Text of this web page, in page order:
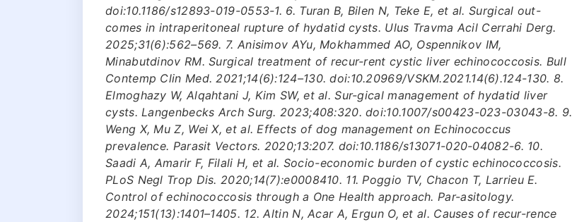
doi:10.1186/s12893-019-0553-1. 6. Turan B, Bilen N, Teke E, et al. Surgical out-
comes in intraperitoneal rupture of hydatid cysts. Ulus Travma Acil Cerrahi Derg.
2025;31(6):562–569. 7. Anisimov AYu, Mokhammed AO, Ospennikov IM,
Minabutdinov RM. Surgical treatment of recur-rent cystic liver echinococcosis. Bull
Contemp Clin Med. 2021;14(6):124–130. doi:10.20969/VSKM.2021.14(6).124-130. 8.
Elmoghazy W, Alqahtani J, Kim SW, et al. Sur-gical management of hydatid liver
cysts. Langenbecks Arch Surg. 2023;408:320. doi:10.1007/s00423-023-03043-8. 9.
Weng X, Mu Z, Wei X, et al. Effects of dog management on Echinococcus
prevalence. Parasit Vectors. 2020;13:207. doi:10.1186/s13071-020-04082-6. 10.
Saadi A, Amarir F, Filali H, et al. Socio-economic burden of cystic echinococcosis.
PLoS Negl Trop Dis. 2020;14(7):e0008410. 11. Poggio TV, Chacon T, Larrieu E.
Control of echinococcosis through a One Health approach. Par-asitology.
2024;151(13):1401–1405. 12. Altin N, Acar A, Ergun O, et al. Causes of recur-rence